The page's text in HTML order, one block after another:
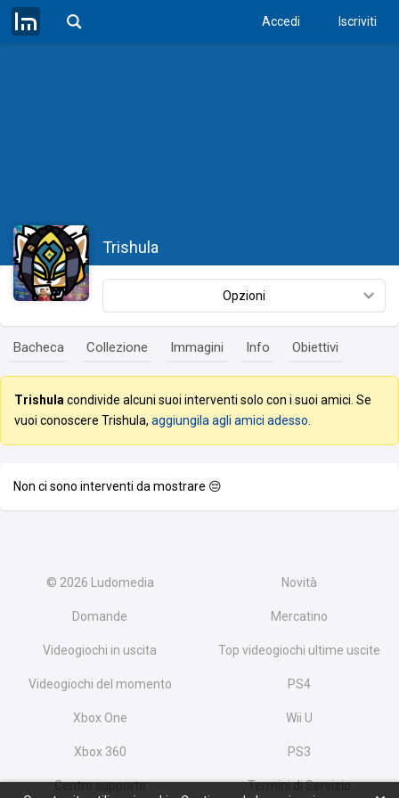
Accedi Iscriviti
Trishula
Opzioni
Bacheca Collezione Immagini Info Obiettivi
Trishula condivide alcuni suoi interventi solo con i suoi amici. Se
vuoi conoscere Trishula, aggiungila agli amici adesso
Non ci sono interventi da mostrare 😔
© 2026 Ludomedia Novità
Domande Mercatino
Videogiochi in uscita Top videogiochi ultime uscite
Videogiochi del momento PS4
Xbox One Wii U
Xbox 360 PS3
Centro supporto
Termini di Servizio